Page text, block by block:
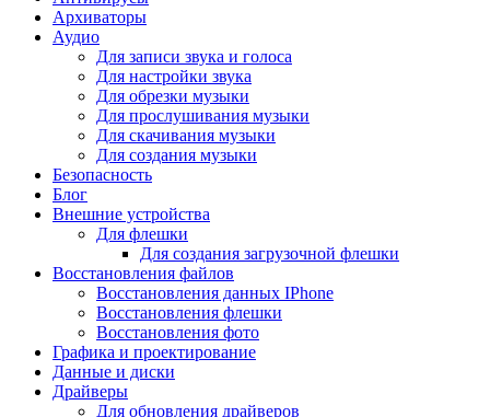
Архиваторы
Аудио
Для записи звука и голоса
Для настройки звука
Для обрезки музыки
Для прослушивания музыки
Для скачивания музыки
Для создания музыки
Безопасность
Блог
Внешние устройства
Для флешки
Для создания загрузочной флешки
Восстановления файлов
Восстановления данных IPhone
Восстановления флешки
Восстановления фото
Графика и проектирование
Данные и диски
Драйверы
Для обновления драйверов